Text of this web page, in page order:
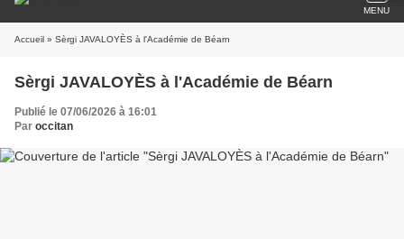
MENU
Accueil » Sèrgi JAVALOYÈS à l'Académie de Béarn
Sèrgi JAVALOYÈS à l'Académie de Béarn
Publié le 07/06/2026 à 16:01
Par occitan